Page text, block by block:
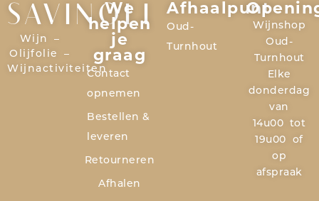
SAVINOLI
Wijn –
Olijfolie –
Wijnactiviteiten
We
helpen
je
graag
Contact
opnemen
Bestellen &
leveren
Retourneren
Afhalen
Afhaalpunt
Oud-
Turnhout
Wijnshop
Oud-
Turnhout
Elke
donderdag
van
14u00 tot
19u00 of
op
afspraak